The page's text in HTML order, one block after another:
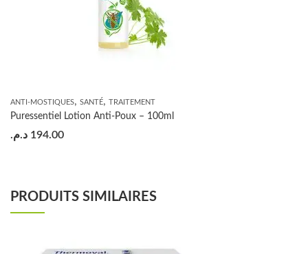
ANTI-MOSTIQUES, SANTÉ, TRAITEMENT
Puressentiel Lotion Anti-Poux – 100ml
194.00 د.م.
PRODUITS SIMILAIRES